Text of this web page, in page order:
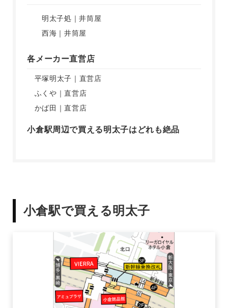
明太子処｜井筒屋
西海｜井筒屋
各メーカー直営店
平塚明太子｜直営店
ふくや｜直営店
かば田｜直営店
小倉駅周辺で買える明太子はどれも絶品
小倉駅で買える明太子